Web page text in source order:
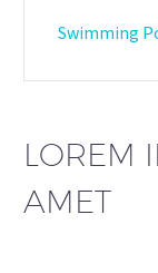
Swimming
LOREM
AMET